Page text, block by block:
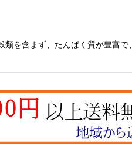
を含まず、たんぱく質が豊富